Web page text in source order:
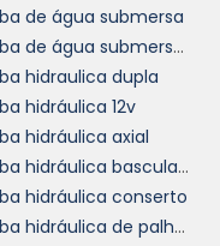
em um
onde a energia
em energia
Em locais onde
a energia
ser a fonte
desta bomba,
do
de água submersa
Bomba de água submersa preço
hidraulica dupla
hidráulica 12v
hidráulica axial
Bomba hidráulica basculante preço
hidráulica conserto
Bomba hidráulica de palhetas variável